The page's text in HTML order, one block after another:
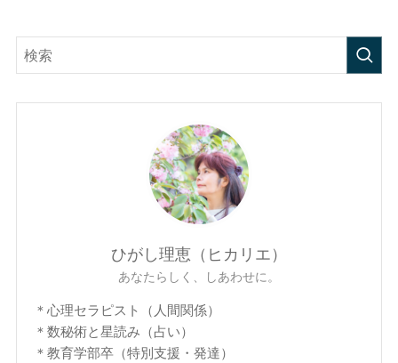
ひがし理恵（ヒカリエ）
あなたらしく、しあわせに。
＊心理セラピスト（人間関係）
＊数秘術と星読み（占い）
＊教育学部卒（特別支援・発達）